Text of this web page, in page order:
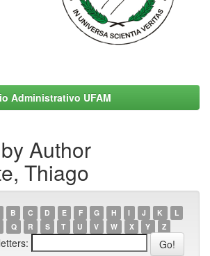
Administrativo UFAM
Author
Thiago
B C D E F G H I J K
L
Q R S T U V W X Y Z